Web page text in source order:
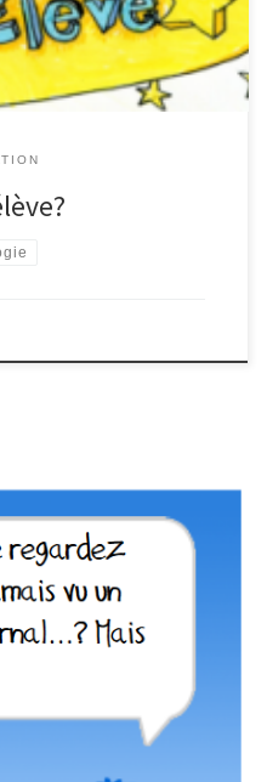
de Technologie, « un bon
la tolérance vis à […]